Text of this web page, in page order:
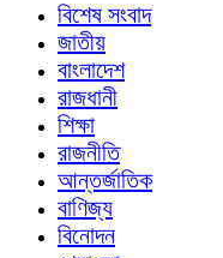
বিশেষ সংবাদ
জাতীয়
বাংলাদেশ
রাজধানী
শিক্ষা
রাজনীতি
আন্তর্জাতিক
বাণিজ্য
বিনোদন